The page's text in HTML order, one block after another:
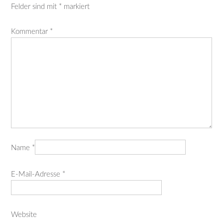
Felder sind mit * markiert
Kommentar *
Name *
E-Mail-Adresse *
Website